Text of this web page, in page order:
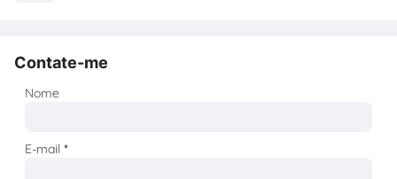
Contate-me
Nome
E-mail*